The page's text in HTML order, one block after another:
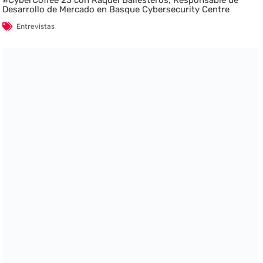
Desarrollo de Mercado en Basque Cybersecurity Centre
Entrevistas